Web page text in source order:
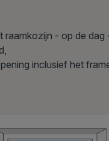
raamkozijn - op de
inclusief het